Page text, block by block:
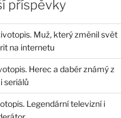
příspěvky
Muž, který změnil svět
na internetu
Herec a dabér známý z
seriálů
Legendární televizní i